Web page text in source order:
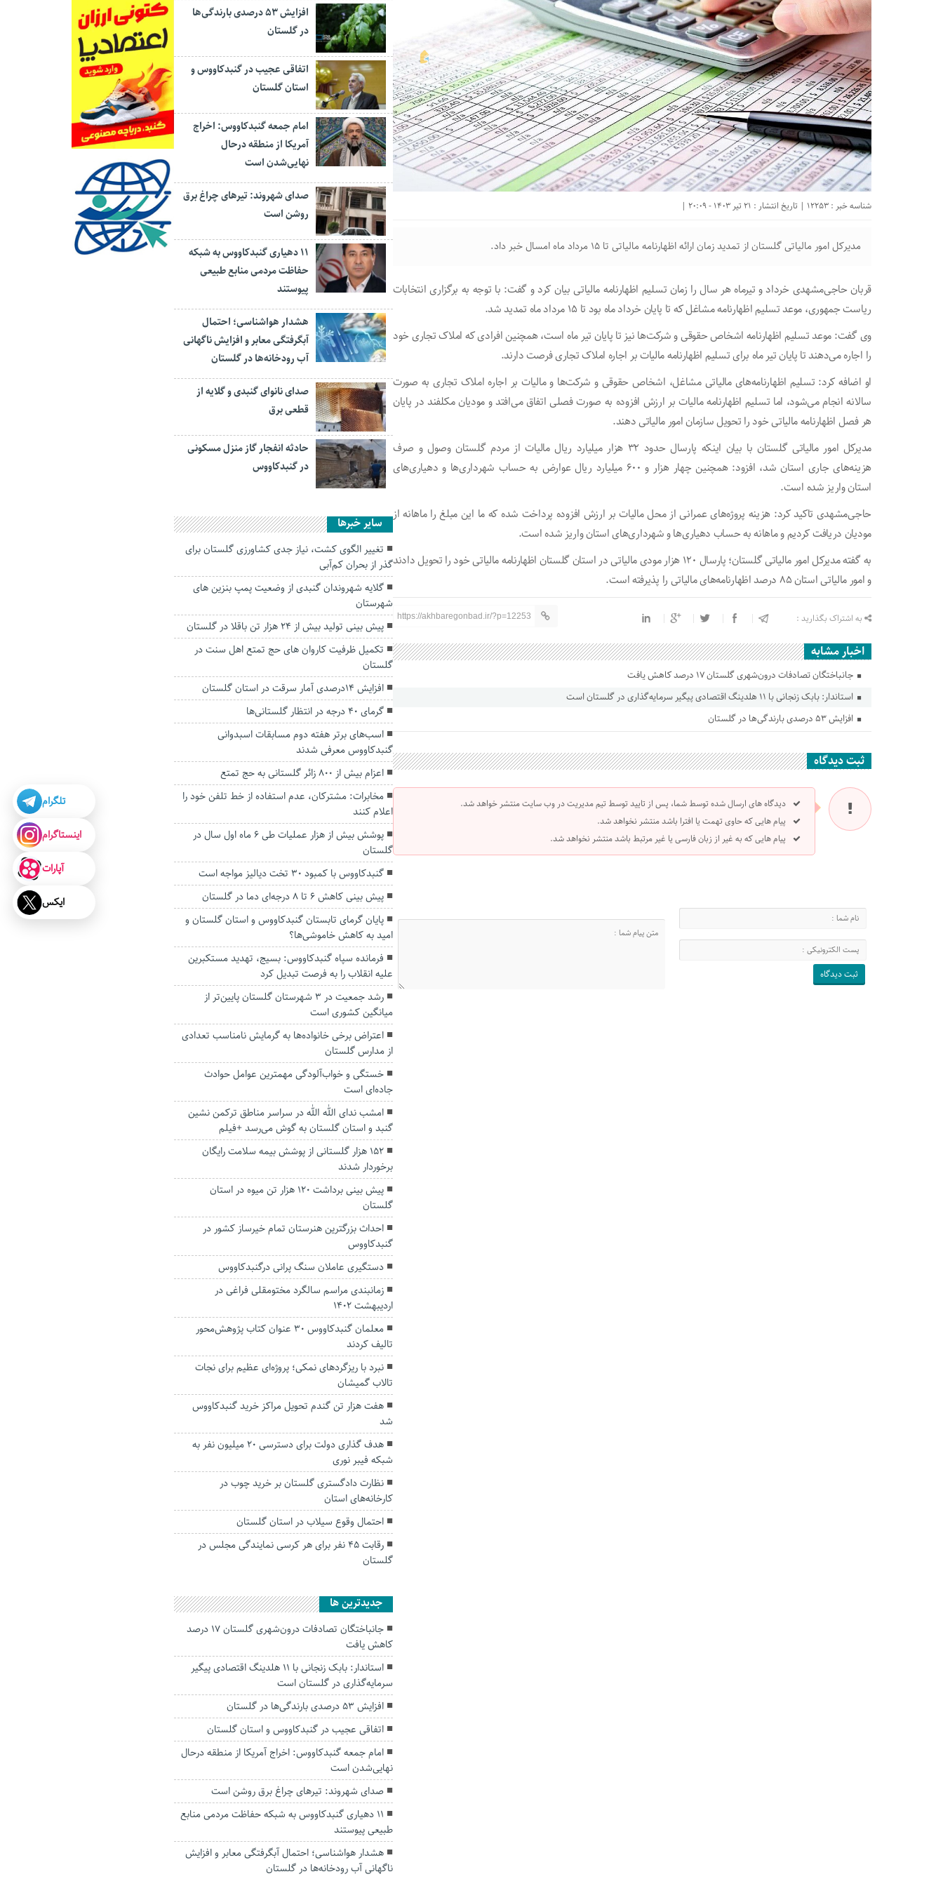
شناسه خبر : 12253 | تاریخ انتشار : 21 تیر 1403 - 20:09 |
مدیرکل امور مالیاتی گلستان از تمدید زمان ارائه اظهارنامه مالیاتی تا ۱۵ مرداد ماه امسال خبر داد.
قربان حاجی‌مشهدی خرداد و تیرماه هر سال را زمان تسلیم اظهارنامه مالیاتی بیان کرد و گفت: با توجه به برگزاری انتخابات
ریاست جمهوری، موعد تسلیم اظهارنامه مشاغل که تا پایان خرداد ماه بود تا ۱۵ مرداد ماه تمدید شد.
وی گفت: موعد تسلیم اظهارنامه اشخاص حقوقی و شرکت‌ها نیز تا پایان تیر ماه است، همچنین افرادی که املاک تجاری خود
را اجاره می‌دهند تا پایان تیر ماه برای تسلیم اظهارنامه مالیات بر اجاره املاک تجاری فرصت دارند.
او اضافه کرد: تسلیم اظهارنامه‌های مالیاتی مشاغل، اشخاص حقوقی و شرکت‌ها و مالیات بر اجاره املاک تجاری به صورت
سالانه انجام می‌شود، اما تسلیم اظهارنامه مالیات بر ارزش افزوده به صورت فصلی اتفاق می‌افتد و مودیان مکلفند در پایان
هر فصل اظهارنامه مالیاتی خود را تحویل سازمان امور مالیاتی دهند.
مدیرکل امور مالیاتی گلستان با بیان اینکه پارسال حدود ۳۲ هزار میلیارد ریال مالیات از مردم گلستان وصول و صرف
هزینه‌های جاری استان شد، افزود: همچنین چهار هزار و ۶۰۰ میلیارد ریال عوارض به حساب شهرداری‌ها و دهیاری‌های
استان واریز شده است.
حاجی‌مشهدی تاکید کرد: هزینه پروژه‌های عمرانی از محل مالیات بر ارزش افزوده پرداخت شده که ما این مبلغ را ماهانه از
مودیان دریافت کردیم و ماهانه به حساب دهیاری‌ها و شهرداری‌های استان واریز شده است.
به گفته مدیرکل امور مالیاتی گلستان؛ پارسال ۱۲۰ هزار مودی مالیاتی در استان گلستان اظهارنامه مالیاتی خود را تحویل دادند
و امور مالیاتی استان ۸۵ درصد اظهارنامه‌های مالیاتی را پذیرفته است.
به اشتراک بگذارید : https://akhbaregonbad.ir/?p=12253
اخبار مشابه
جانباختگان تصادفات درون‌شهری گلستان ۱۷ درصد کاهش یافت
استاندار: بابک زنجانی با ۱۱ هلدینگ اقتصادی پیگیر سرمایه‌گذاری در گلستان است
افزایش ۵۳ درصدی بارندگی‌ها در گلستان
ثبت دیدگاه
دیدگاه های ارسال شده توسط شما، پس از تایید توسط تیم مدیریت در وب سایت منتشر خواهد شد.
پیام هایی که حاوی تهمت یا افترا باشد منتشر نخواهد شد.
پیام هایی که به غیر از زبان فارسی یا غیر مرتبط باشد منتشر نخواهد شد.
افزایش ۵۳ درصدی بارندگی‌ها
در گلستان
اتفاقی عجیب در‌ گنبدکاووس و
استان گلستان
امام جمعه گنبدکاووس: اخراج
آمریکا از منطقه درحال
نهایی‌شدن است
صدای شهروند: تیرهای چراغ برق
روشن است
۱۱ دهیاری گنبدکاووس به شبکه
حفاظت مردمی منابع طبیعی
پیوستند
هشدار هواشناسی؛ احتمال
آبگرفتگی معابر و افزایش ناگهانی
آب رودخانه‌ها در گلستان
صدای نانوای گنبدی و گلایه از
قطعی برق
حادثه انفجار گاز منزل مسکونی
در گنبدکاووس
سایر خبرها
تغییر الگوی کشت، نیاز جدی کشاورزی گلستان برای
گذر از بحران کم‌آبی
گلایه شهروندان گنبدی از وضعیت پمپ بنزین های
شهرستان
پیش بینی تولید بیش از ۲۴ هزار تن باقلا در گلستان
تکمیل ظرفیت کاروان های حج تمتع اهل سنت در
گلستان
افزایش ۱۴درصدی آمار سرقت در استان گلستان
گرمای ۴۰ درجه در انتظار گلستانی‌ها
اسب‌های برتر هفته دوم مسابقات اسبدوانی
گنبدکاووس معرفی شدند
اعزام بیش از ۸۰۰ زائر گلستانی به حج تمتع
مخابرات: مشترکان، عدم استفاده از خط تلفن خود را
اعلام کنند
پوشش بیش از هزار عملیات طی ۶ ماه اول سال در
گلستان
گنبدکاووس با کمبود ۳۰ تخت دیالیز مواجه است
پیش بینی کاهش ۶ تا ۸ درجه‌ای دما در گلستان
پایان گرمای تابستان گنبدکاووس و استان گلستان و
امید به کاهش خاموشی‌ها؟
فرمانده سپاه گنبدکاووس: بسیج، تهدید مستکبرین
علیه انقلاب را به فرصت تبدیل کرد
رشد جمعیت در ۳ شهرستان گلستان پایین‌تر از
میانگین کشوری است
اعتراض برخی خانواده‌ها به گرمایش نامناسب تعدادی
از مدارس گلستان
خستگی و خواب‌آلودگی مهمترین عوامل حوادث
جاده‌ای است
امشب ندای الله الله در سراسر مناطق ترکمن نشین
گنبد و استان گلستان به گوش می‌رسد +فیلم
۱۵۲ هزار گلستانی از پوشش بیمه سلامت رایگان
برخوردار شدند
پیش بینی برداشت ۱۲۰ هزار تن میوه در استان
گلستان
احداث بزرگترین هنرستان تمام خیرساز کشور در
گنبدکاووس
دستگیری عاملان سنگ پرانی درگنبدکاووس
زمانبندی مراسم سالگرد مختومقلی فراغی در
اردیبهشت 1402
معلمان گنبدکاووس ۳۰ عنوان کتاب پژوهش‌محور
تالیف کردند
نبرد با ریزگردهای نمکی؛ پروژه‌ای عظیم برای نجات
تالاب گمیشان
هفت هزار تن گندم تحویل مراکز خرید گنبدکاووس
شد
هدف گذاری دولت برای دسترسی ۲۰ میلیون نفر به
شبکه فیبر نوری
نظارت دادگستری گلستان بر خرید چوب در
کارخانه‌های استان
احتمال وقوع سیلاب در استان گلستان
رقابت ۴۵ نفر برای هر کرسی نمایندگی مجلس در
گلستان
جديدترين ها
جانباختگان تصادفات درون‌شهری گلستان ۱۷ درصد
کاهش یافت
استاندار: بابک زنجانی با ۱۱ هلدینگ اقتصادی پیگیر
سرمایه‌گذاری در گلستان است
افزایش ۵۳ درصدی بارندگی‌ها در گلستان
اتفاقی عجیب در‌ گنبدکاووس و استان گلستان
امام جمعه گنبدکاووس: اخراج آمریکا از منطقه درحال
نهایی‌شدن است
صدای شهروند: تیرهای چراغ برق روشن است
۱۱ دهیاری گنبدکاووس به شبکه حفاظت مردمی منابع
طبیعی پیوستند
هشدار هواشناسی؛ احتمال آبگرفتگی معابر و افزایش
ناگهانی آب رودخانه‌ها در گلستان
تلگرام
اینستاگرام
آپارات
ایکس